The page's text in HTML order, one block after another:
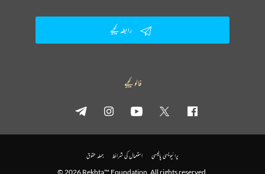
رابطہ کیجیے
فالو کیجیے
پرائیویسی پالیسی استعمال کی شرائط جملہ حقوق
© 2026 Rekhta™ Foundation. All rights reserved.